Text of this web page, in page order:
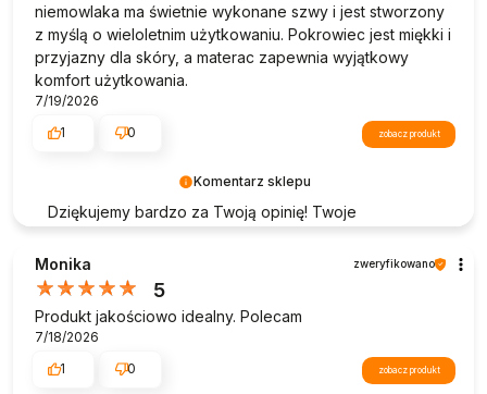
Komentarz sklepu
Dziękujemy bardzo za Twoją opinię! Twoje
codzienną pracę. Opinie takie jak Twoja pomagają
nam upewnić się, że jesteśmy na właściwej drodze,
pozdrowieniami, obsługa sklepu Rucken.
niemowlaka ma świetnie wykonane szwy i jest stworzony
z myślą o wieloletnim użytkowaniu. Pokrowiec jest miękki i
przyjazny dla skóry, a materac zapewnia wyjątkowy
komfort użytkowania.
7/19/2026
1
0 zobacz produkt
Monika zweryfikowano
5
Produkt jakościowo idealny. Polecam
7/18/2026
1
0 zobacz produkt